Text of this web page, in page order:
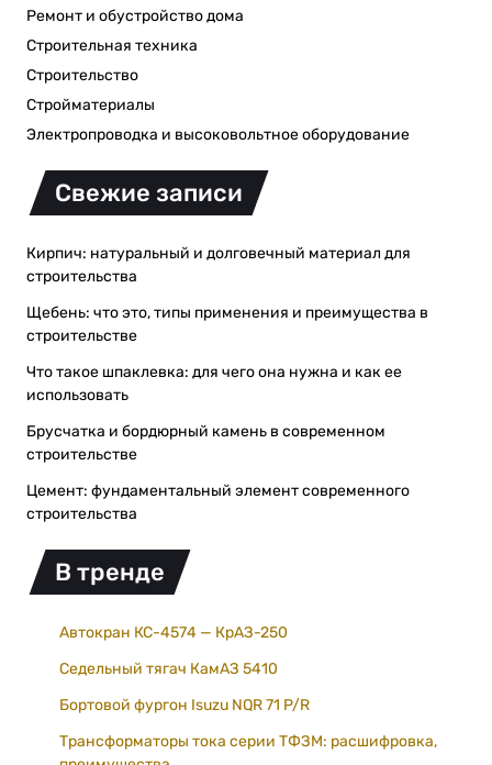
Ремонт и обустройство дома
Строительная техника
Строительство
Стройматериалы
Электропроводка и высоковольтное оборудование
Свежие записи
Кирпич: натуральный и долговечный материал для
строительства
Щебень: что это, типы применения и преимущества в
строительстве
Что такое шпаклевка: для чего она нужна и как ее
использовать
Брусчатка и бордюрный камень в современном
строительстве
Цемент: фундаментальный элемент современного
строительства
В тренде
Автокран КС-4574 — КрАЗ-250
Седельный тягач КамАЗ 5410
Бортовой фургон Isuzu NQR 71 P/R
Трансформаторы тока серии ТФЗМ: расшифровка,